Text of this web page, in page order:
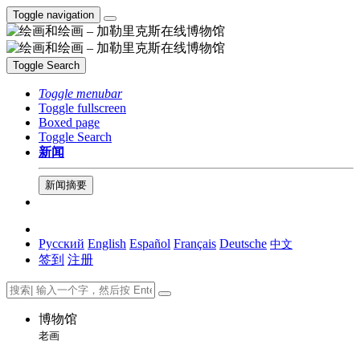
Toggle navigation
Toggle Search
Toggle menubar
Toggle fullscreen
Boxed page
Toggle Search
新闻
新闻摘要
Русский English Español Français Deutsche 中文
签到 注册
博物馆
老画